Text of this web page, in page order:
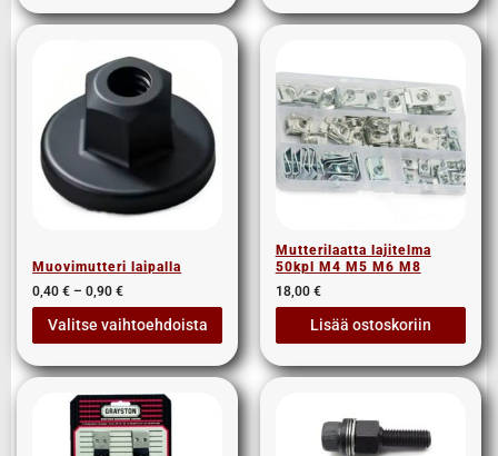
Muovimutteri laipalla
0,40€ – 0,90€
Valitse vaihtoehdoista
Mutterilaatta lajitelma
50kpl M4 M5 M6 M8
18,00 €
Lisää ostoskoriin